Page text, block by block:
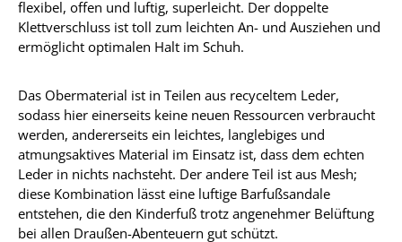
flexibel, offen und luftig, superleicht. Der doppelte
Klettverschluss ist toll zum leichten An- und Ausziehen und
ermöglicht optimalen Halt im Schuh.
Das Obermaterial ist in Teilen aus recyceltem Leder,
sodass hier einerseits keine neuen Ressourcen verbraucht
werden, andererseits ein leichtes, langlebiges und
atmungsaktives Material im Einsatz ist, dass dem echten
Leder in nichts nachsteht. Der andere Teil ist aus Mesh;
diese Kombination lässt eine luftige Barfußsandale
entstehen, die den Kinderfuß trotz angenehmer Belüftung
bei allen Draußen-Abenteuern gut schützt.